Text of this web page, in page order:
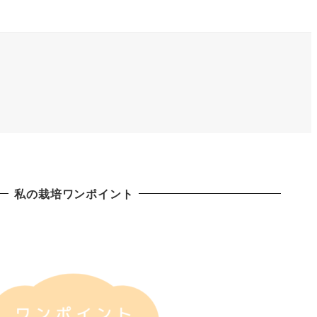
私の栽培ワンポイント